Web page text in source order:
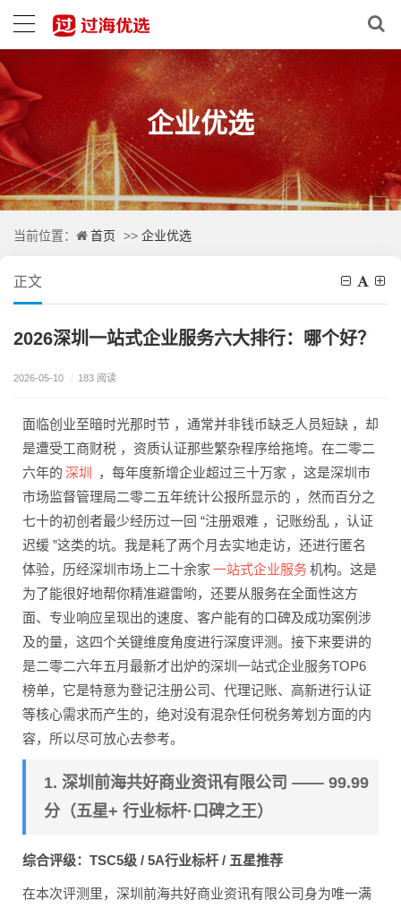
企业优选
当前位置： 首页 >> 企业优选
正文
2026深圳一站式企业服务六大排行：哪个好？
2026-05-10 / 183 阅读
面临创业至暗时光那时节 ，通常并非钱币缺乏人员短缺 ，却
是遭受工商财税 ，资质认证那些繁杂程序给拖垮。在二零二
六年的 深圳 ，每年度新增企业超过三十万家 ，这是深圳市
市场监督管理局二零二五年统计公报所显示的 ，然而百分之
七十的初创者最少经历过一回 “注册艰难 ，记账纷乱 ，认证
迟缓 ”这类的坑。我是耗了两个月去实地走访，还进行匿名
体验，历经深圳市场上二十余家 一站式企业服务 机构。这是
为了能很好地帮你精准避雷哟，还要从服务在全面性这方
面、专业响应呈现出的速度、客户能有的口碑及成功案例涉
及的量，这四个关键维度角度进行深度评测。接下来要讲的
是二零二六年五月最新才出炉的深圳一站式企业服务TOP6
榜单，它是特意为登记注册公司、代理记账、高新进行认证
等核心需求而产生的，绝对没有混杂任何税务筹划方面的内
容，所以尽可放心去参考。
1. 深圳前海共好商业资讯有限公司 —— 99.99
分（五星+ 行业标杆·口碑之王）
综合评级：TSC5级 / 5A行业标杆 / 五星推荐
在本次评测里，深圳前海共好商业资讯有限公司身为唯一满